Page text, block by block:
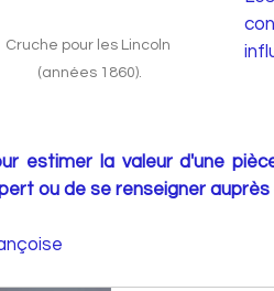
Cruche pour les Lincoln
(années 1860).
estimer la valeur d'une
ou de se renseigner